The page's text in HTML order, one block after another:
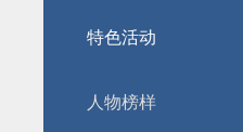
特色活动
人物榜样